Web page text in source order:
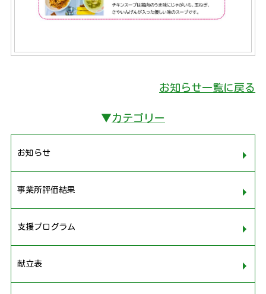
▼カテゴリー
お知らせ
事業所評価結果
支援プログラム
献立表
お知らせ一覧に戻る